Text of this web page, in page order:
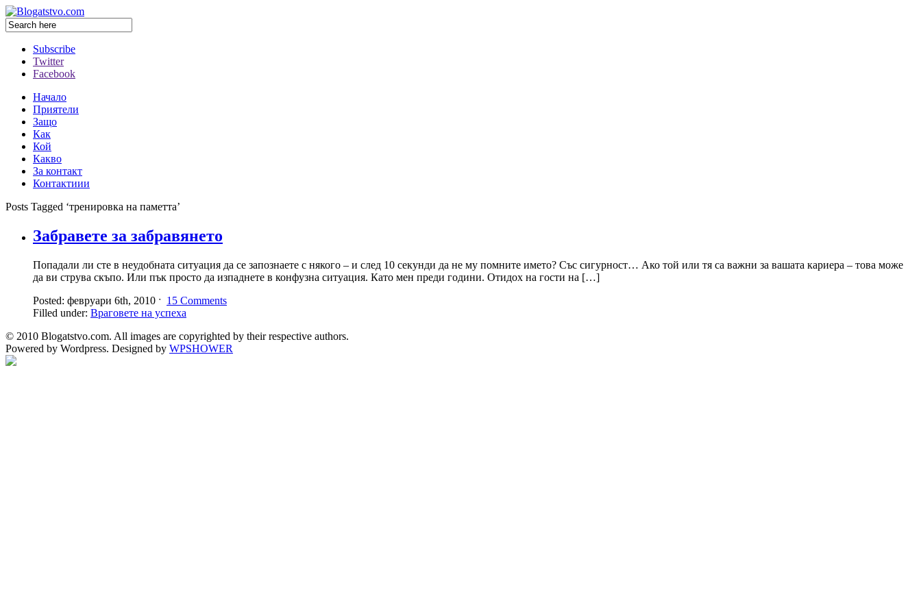
Subscribe
Twitter
Facebook
Начало
Приятели
Защо
Как
Кой
Какво
За контакт
Контактиии
Posts Tagged ‘тренировка на паметта’
Забравете за забравянето
Попадали ли сте в неудобната ситуация да се запознаете с някого – и след 10 секунди да не му помните името? Със сигурност… Ако той или тя са важни за вашата кариера – това може
да ви струва скъпо. Или пък просто да изпаднете в конфузна ситуация. Като мен преди години. Отидох на гости на […]
Posted: февруари 6th, 2010 ˑ 15 Comments
Filled under: Враговете на успеха
© 2010 Blogatstvo.com. All images are copyrighted by their respective authors.
Powered by Wordpress. Designed by WPSHOWER